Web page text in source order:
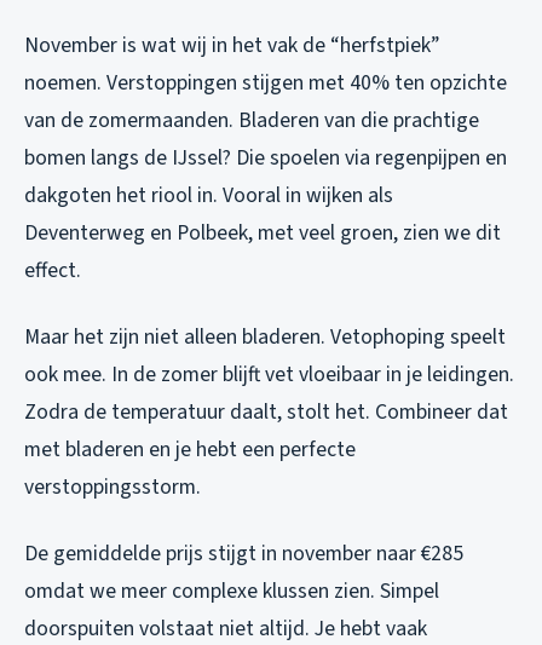
November is wat wij in het vak de “herfstpiek”
noemen. Verstoppingen stijgen met 40% ten opzichte
van de zomermaanden. Bladeren van die prachtige
bomen langs de IJssel? Die spoelen via regenpijpen en
dakgoten het riool in. Vooral in wijken als
Deventerweg en Polbeek, met veel groen, zien we dit
effect.
Maar het zijn niet alleen bladeren. Vetophoping speelt
ook mee. In de zomer blijft vet vloeibaar in je leidingen.
Zodra de temperatuur daalt, stolt het. Combineer dat
met bladeren en je hebt een perfecte
verstoppingsstorm.
De gemiddelde prijs stijgt in november naar €285
omdat we meer complexe klussen zien. Simpel
doorspuiten volstaat niet altijd. Je hebt vaak